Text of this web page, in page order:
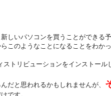
しいパソコンを買うことができる
このようなことになることをわか
トリビューションをインストール
だと思われるかもしれませんが、